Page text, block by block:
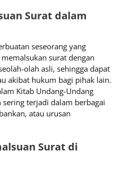
Surat dalam
seseorang yang
surat dengan
olah asli, sehingga dapat
akibat hukum bagi pihak lain.
Kitab Undang-Undang
sering terjadi dalam berbagai
atau urusan
Surat di